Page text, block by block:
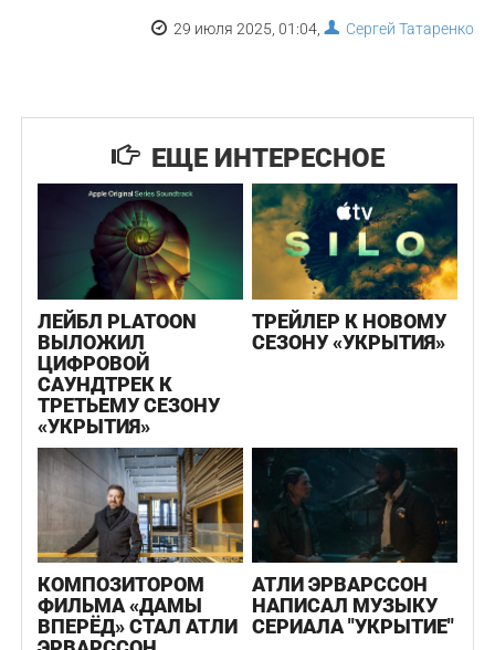
29 июля 2025, 01:04, Сергей Татаренко
ЕЩЕ ИНТЕРЕСНОЕ
ЛЕЙБЛ PLATOON
ВЫЛОЖИЛ
ЦИФРОВОЙ
САУНДТРЕК К
ТРЕТЬЕМУ СЕЗОНУ
«УКРЫТИЯ»
ТРЕЙЛЕР К НОВОМУ
СЕЗОНУ «УКРЫТИЯ»
КОМПОЗИТОРОМ
ФИЛЬМА «ДАМЫ
ВПЕРЁД» СТАЛ АТЛИ
АТЛИ ЭРВАРССОН
НАПИСАЛ МУЗЫКУ
СЕРИАЛА "УКРЫТИЕ"